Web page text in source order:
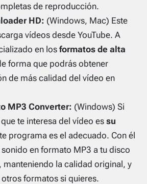
de reproducción.
HD: (Windows, Mac) Este
vídeos desde YouTube. A
en los formatos de alta
forma que podrás obtener
de más calidad del vídeo en
MP3 Converter: (Windows) Si
te interesa del vídeo es su
programa es el adecuado. Con él
en formato MP3 a tu disco
la calidad original, y
formatos si quieres.